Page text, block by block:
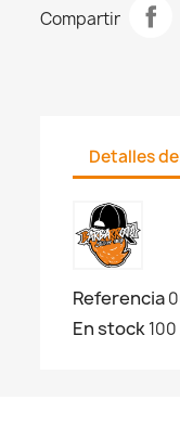
Compartir
Detalles
Referencia
En stock